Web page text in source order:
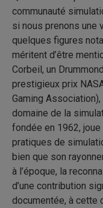
communauté
si nous prenons une
quelques figures
méritent d’être
Corbeil, un
prestigieux prix
Gaming
domaine de la
fondée en 1962,
pratiques de
bien que son
à l’époque, la
d’une contribution
documentée, à cette